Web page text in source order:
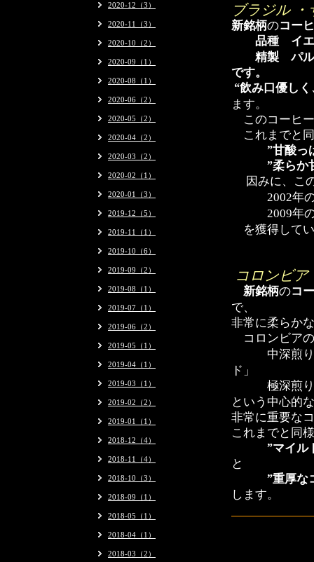
ブラジル ・
新銘柄のコー
品種 イエ
精製 パル
です。
“飲み口優し
ます。
このコーヒ
これまでと
”甘酸っぱ
”柔らか甘
因みに、こ
2002年
2009年
を獲得して
コロンビア
新銘柄のコ
で、
非常に柔らか
コロン
中深煎り
ド」
極深煎り
という中心的
非常に重要な
これまでと同
”マイルド
と
”重厚なコ
します。
2020-12（3）
2020-11（3）
2020-10（2）
2020-09（1）
2020-08（1）
2020-06（2）
2020-05（2）
2020-04（2）
2020-03（2）
2020-02（1）
2020-01（3）
2019-12（5）
2019-11（1）
2019-10（6）
2019-09（2）
2019-08（1）
2019-07（1）
2019-06（2）
2019-05（1）
2019-04（1）
2019-03（1）
2019-02（2）
2019-01（1）
2018-12（4）
2018-11（4）
2018-10（3）
2018-09（1）
2018-05（1）
2018-04（1）
2018-03（2）